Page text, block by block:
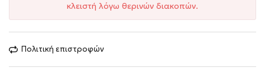
κλειστή λόγω θερινών διακοπών.
Πολιτική επιστροφών